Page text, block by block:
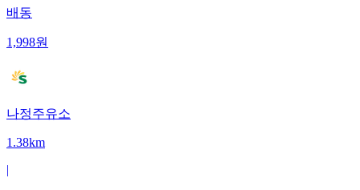
배동
1,998원
나정주유소
1.38km
|